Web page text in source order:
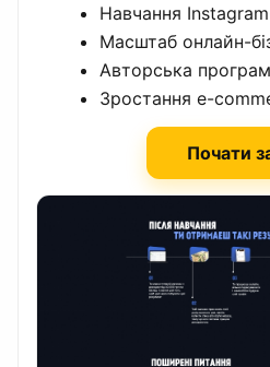
Навчання
Масштаб онлайн-
Авторська
Зростання e-
Почати